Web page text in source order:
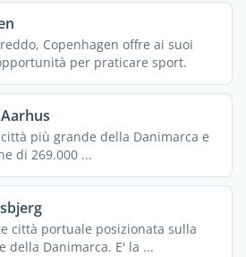
Copenhagen offre ai suoi
per praticare sport.
più grande della Danimarca e
di 269.000 ...
città portuale posizionata sulla
della Danimarca. E' la ...